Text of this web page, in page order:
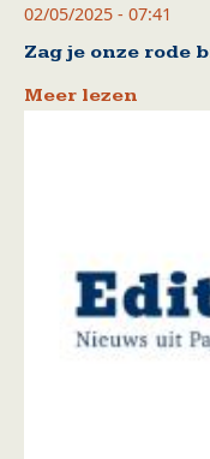
02/05/2025 - 07:41
Zag je onze rode
Meer lezen